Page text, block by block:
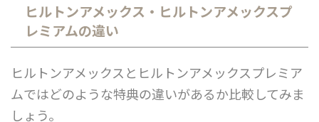
ヒルトンアメックス・ヒルトンアメックスプ
レミアムの違い
ヒルトンアメックスとヒルトンアメックスプレミア
ムではどのような特典の違いがあるか比較してみま
しょう。